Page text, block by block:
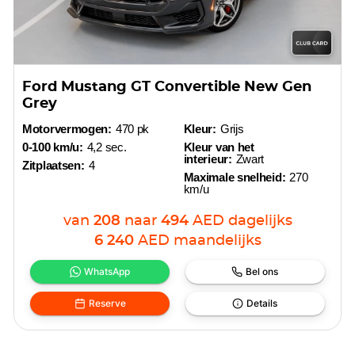
Ford Mustang GT Convertible New Gen
Grey
Motorvermogen: 470 pk
0-100 km/u: 4,2 sec.
Zitplaatsen: 4
Kleur: Grijs
Kleur van het
interieur: Zwart
Maximale snelheid: 270
km/u
van 208 naar 494 AED dagelijks
6 240 AED maandelijks
WhatsApp Bel ons
Reserve Details